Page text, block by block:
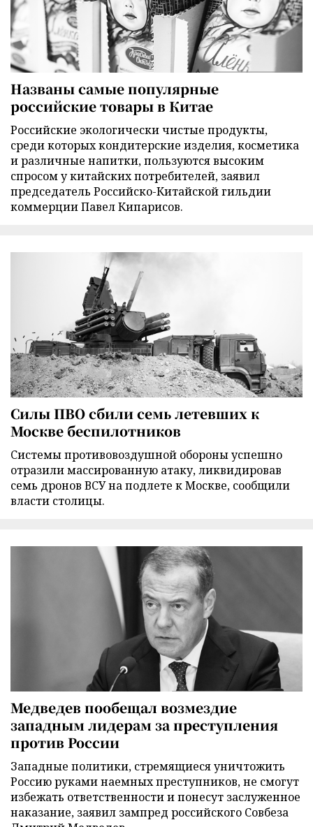
Названы самые популярные
российские товары в Китае
Российские экологически чистые продукты,
среди которых кондитерские изделия, косметика
и различные напитки, пользуются высоким
спросом у китайских потребителей, заявил
председатель Российско-Китайской гильдии
коммерции Павел Кипарисов.
Силы ПВО сбили семь летевших к
Москве беспилотников
Cистемы противовоздушной обороны успешно
отразили массированную атаку, ликвидировав
семь дронов ВСУ на подлете к Москве, сообщили
власти столицы.
Медведев пообещал возмездие
западным лидерам за преступления
против России
Западные политики, стремящиеся уничтожить
Россию руками наемных преступников, не смогут
избежать ответственности и понесут заслуженное
наказание, заявил зампред российского Совбеза